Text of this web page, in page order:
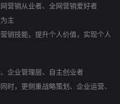
销从业者、全网营销爱好者
主
技能，提升个人价值，实现个人
业管理层、自主创业者
，更侧重战略策划、企业运营、